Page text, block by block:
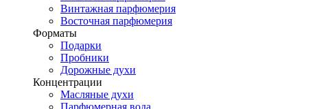
Винтажная парфюмерия
Восточная парфюмерия
Форматы
Подарки
Пробники
Дорожные духи
Концентрации
Масляные духи
Парфюмерная вода